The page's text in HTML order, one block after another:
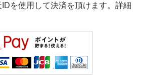
IDを使用して決済を頂けます。詳細